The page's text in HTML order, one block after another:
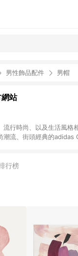
男性飾品配件 男帽
站
流行時尚、以及生活風格
潮流、街頭經典的
購物點數回饋活動。
行榜